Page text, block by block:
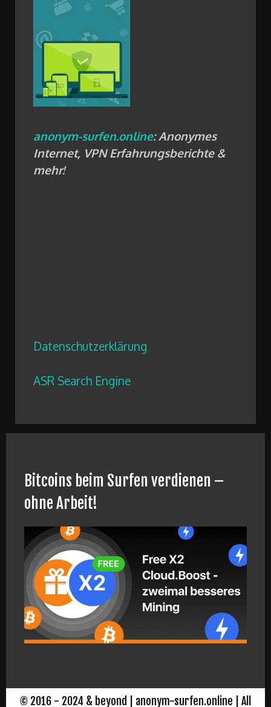
anonym-surfen.online: Anonymes
Internet, VPN Erfahrungsberichte &
mehr!
Datenschutzerklärung
ASR Search Engine
Bitcoins beim Surfen verdienen –
ohne Arbeit!
© 2016 - 2024 & beyond | anonym-surfen.online | All